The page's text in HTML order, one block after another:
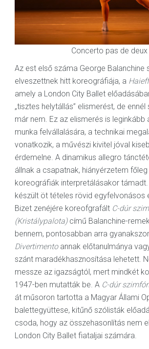
Concerto pas de deux
Az est első száma George Balanchine
elveszettnek hitt koreográfiája, a
amely a London City Ballet
„tisztes helytállás” elismerést, de
már nem. Ez az elismerés is leginkább
munka felvállalására, a technikai
vonatkozik, a művészi kivitel jóval
érdemelne. A dinamikus allegro
állnak a csapatnak, hiányérzetem
koreográfiák interpretálásakor
készült öt tételes rövid egyfelvonásos
Bizet zenéjére koreofgrafált C-dúr
(Kristálypalota)című Balanchine-
bennem, pontosabban arra
Divertimentoannak előtanulmánya
szánt maradékhasznosítása lehetett.
messze az igazságtól, mert mindkét
1947-ben mutatták be. A C-dúr
át műsoron tartotta a Magyar Állami
balettegyüttese, kitűnő szólisták
csoda, hogy az összehasonlítás nem
London City Ballet fiataljai számára.